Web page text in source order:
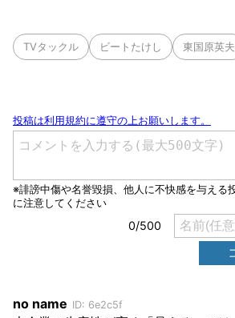
TVタックル ビートたけし 東国原英夫